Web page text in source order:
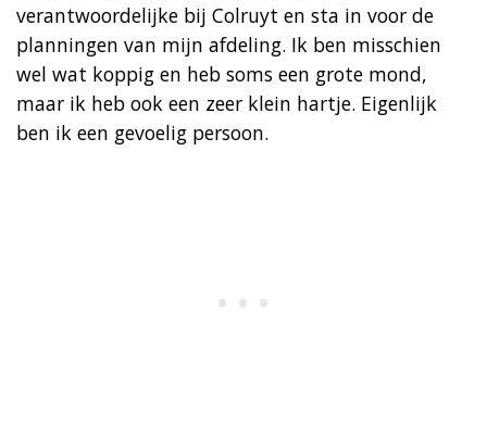
verantwoordelijke bij Colruyt en sta in voor de
planningen van mijn afdeling. Ik ben misschien
wel wat koppig en heb soms een grote mond,
maar ik heb ook een zeer klein hartje. Eigenlijk
ben ik een gevoelig persoon.